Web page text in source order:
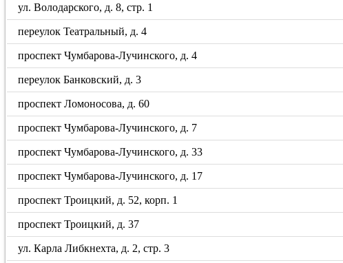
ул. Володарского, д. 8, стр. 1
переулок Театральный, д. 4
проспект Чумбарова-Лучинского, д. 4
переулок Банковский, д. 3
проспект Ломоносова, д. 60
проспект Чумбарова-Лучинского, д. 7
проспект Чумбарова-Лучинского, д. 33
проспект Чумбарова-Лучинского, д. 17
проспект Троицкий, д. 52, корп. 1
проспект Троицкий, д. 37
ул. Карла Либкнехта, д. 2, стр. 3